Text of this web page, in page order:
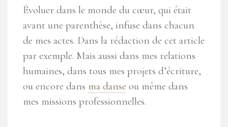
Évoluer dans le monde du cœur, qui était
avant une parenthèse, infuse dans chacun
de mes actes. Dans la rédaction de cet article
par exemple. Mais aussi dans mes relations
humaines, dans tous mes projets d’écriture,
ou encore dans ma danse ou même dans
mes missions professionnelles.